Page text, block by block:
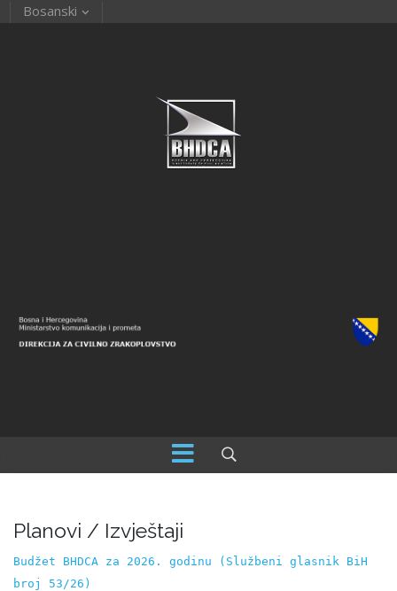
Bosanski
Planovi / Izvještaji
Budžet BHDCA za 2026. godinu (Službeni glasnik BiH
broj 53/26)